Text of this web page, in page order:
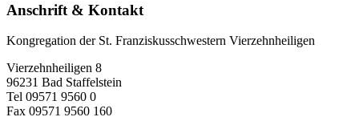
Anschrift & Kontakt
Kongregation der St. Franziskusschwestern Vierzehnheiligen
Vierzehnheiligen 8
96231 Bad Staffelstein
Tel 09571 9560 0
Fax 09571 9560 160